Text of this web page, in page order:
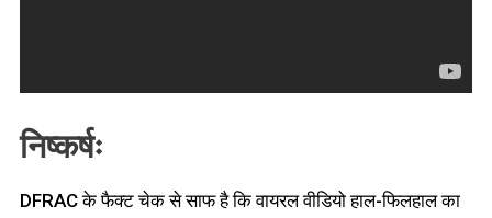
निष्कर्षः
DFRAC के फैक्ट चेक से साफ है कि वायरल वीडियो हाल-फिलहाल का